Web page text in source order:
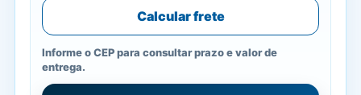
Calcular frete
Informe o CEP para consultar prazo e valor de
entrega.